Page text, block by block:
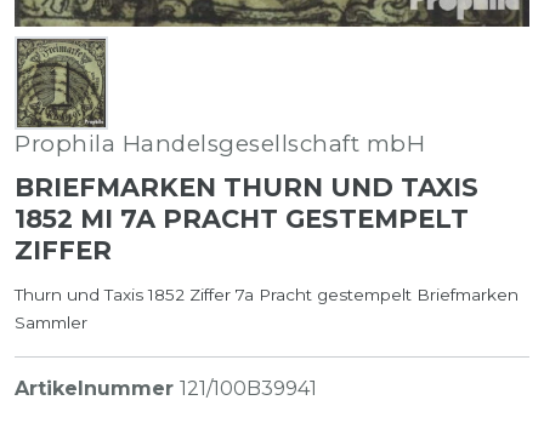
Prophila Handelsgesellschaft mbH
BRIEFMARKEN THURN UND TAXIS
1852 MI 7A PRACHT GESTEMPELT
ZIFFER
Thurn und Taxis 1852 Ziffer 7a Pracht gestempelt Briefmarken
Sammler
Artikelnummer 121/100B39941